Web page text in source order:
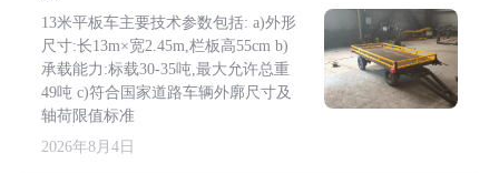
13米平板车主要技术参数包括: a)外形
尺寸:长13m×宽2.45m,栏板高55cm b)
承载能力:标载30-35吨,最大允许总重
49吨 c)符合国家道路车辆外廓尺寸及
轴荷限值标准
2026年8月4日